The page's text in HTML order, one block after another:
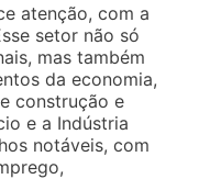
atenção, com a
setor não só
mas também
da economia,
construção e
e a Indústria
notáveis, com